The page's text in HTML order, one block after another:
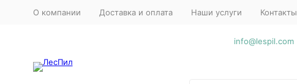
О компании Доставка и оплата Наши услуги Контакты
info@lespil.com